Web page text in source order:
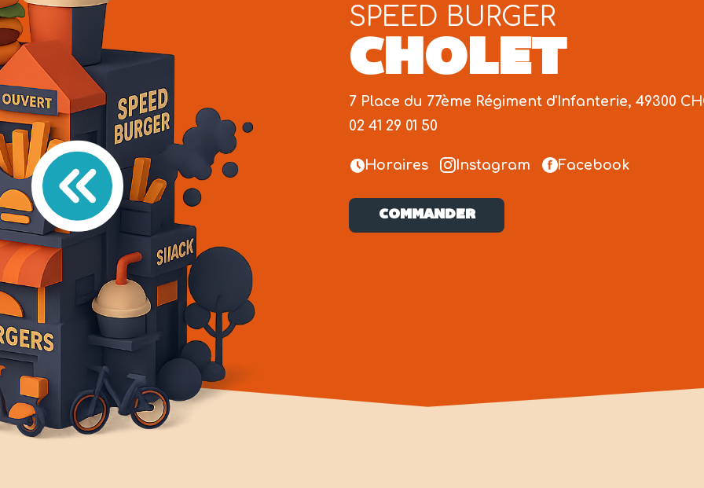
CHOLET
SPEED BURGER
7 Place du 77ème Régiment d'Infanterie, 49300
02 41 29 01 50
Horaires Instagram Facebook
COMMANDER